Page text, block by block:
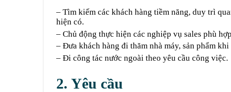
– Tìm kiếm các khách hàng tiềm năng, duy trì
hiện có.
– Chủ động thực hiện các nghiệp vụ sales phù
– Đưa khách hàng đi thăm nhà máy, sản phẩm khi
– Đi công tác nước ngoài theo yêu cầu công việc.
2. Yêu cầu